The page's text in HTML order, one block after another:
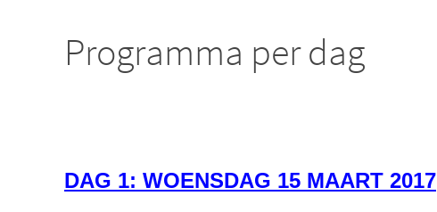
Programma per dag
DAG 1: WOENSDAG 15 MAART 2017